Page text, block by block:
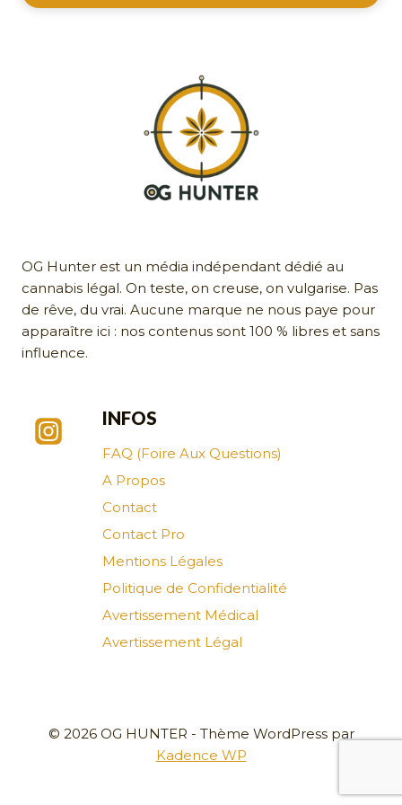
OG Hunter est un média indépendant dédié au
cannabis légal. On teste, on creuse, on vulgarise. Pas
de rêve, du vrai. Aucune marque ne nous paye pour
apparaître ici : nos contenus sont 100 % libres et sans
influence.
INFOS
FAQ (Foire Aux Questions)
A Propos
Contact
Contact Pro
Mentions Légales
Politique de Confidentialité
Avertissement Médical
Avertissement Légal
© 2026 OG HUNTER - Thème WordPress par
Kadence WP